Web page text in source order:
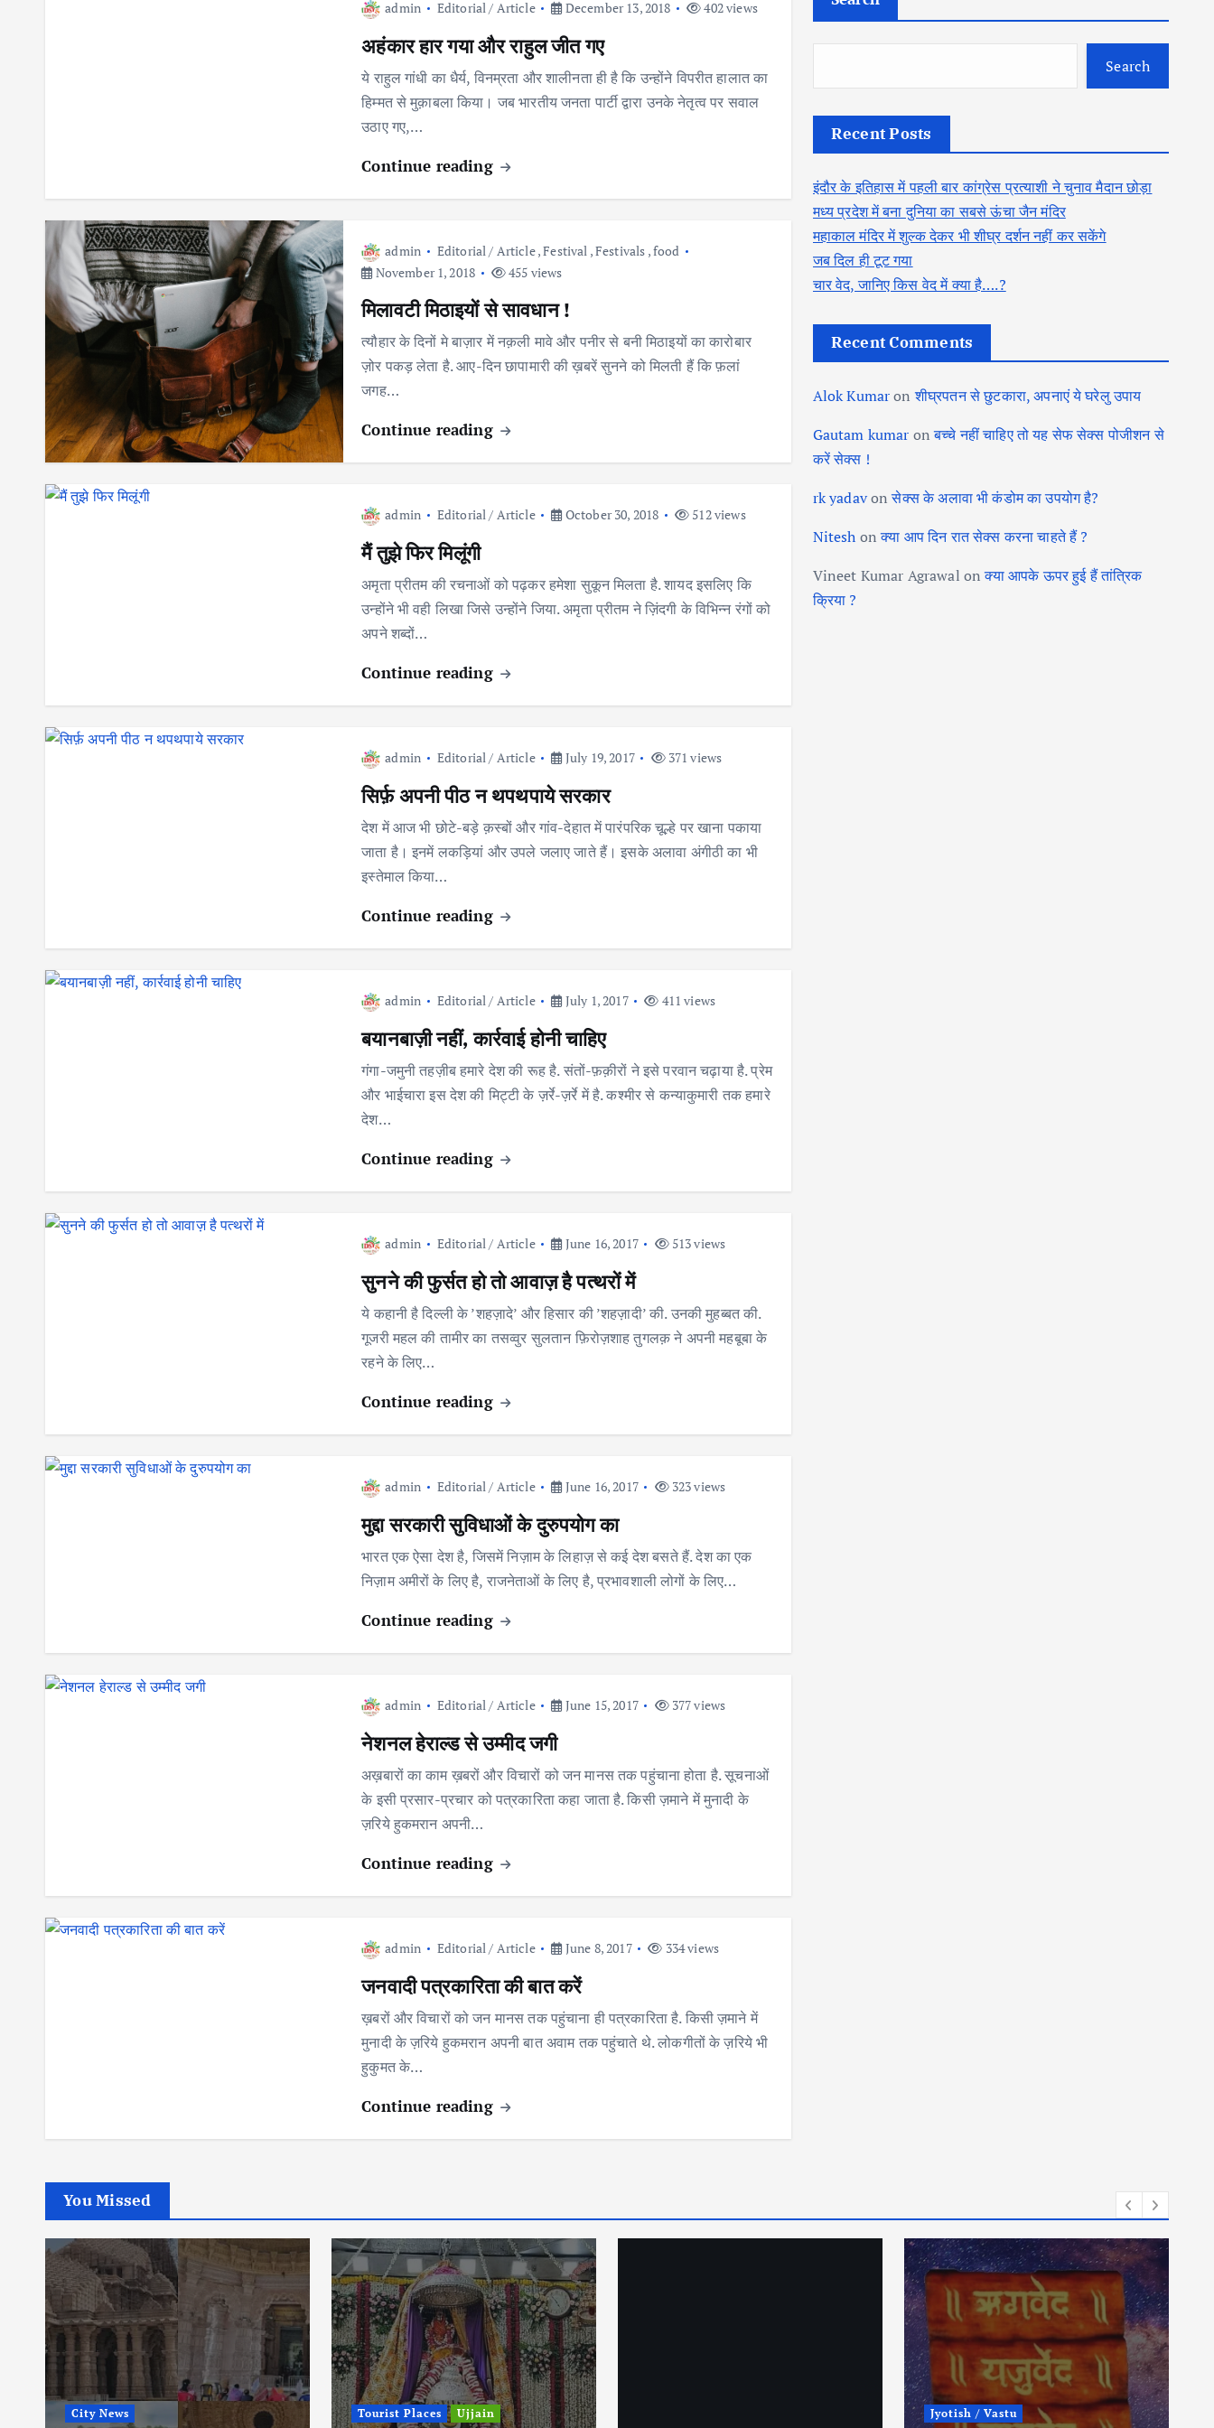
admin Editorial / Article December 13, 2018 402 views
अहंकार हार गया और राहुल जीत गए
ये राहुल गांधी का धैर्य, विनम्रता और शालीनता ही है कि उन्होंने विपरीत हालात का
हिम्मत से मुक़ाबला किया। जब भारतीय जनता पार्टी द्वारा उनके नेतृत्व पर सवाल
उठाए गए,…
Continue reading
admin Editorial / Article,Festival ,Festivals ,food
November 1, 2018
455 views
मिलावटी मिठाइयों से सावधान !
त्यौहार के दिनों मे बाज़ार में नक़ली मावे और पनीर से बनी मिठाइयों का कारोबार
ज़ोर पकड़ लेता है. आए-दिन छापामारी की ख़बरें सुनने को मिलती हैं कि फ़लां
जगह…
Continue reading
admin Editorial / Article October 30, 2018 512 views
मैं तुझे फिर मिलूंगी
अमृता प्रीतम की रचनाओं को पढ़कर हमेशा सुकून मिलता है. शायद इसलिए कि
उन्होंने भी वही लिखा जिसे उन्होंने जिया. अमृता प्रीतम ने ज़िंदगी के विभिन्न रंगों को
अपने शब्दों…
Continue reading
admin Editorial / Article July 19, 2017 371 views
सिर्फ़ अपनी पीठ न थपथपाये सरकार
देश में आज भी छोटे-बड़े क़स्बों और गांव-देहात में पारंपरिक चूल्हे पर खाना पकाया
जाता है। इनमें लकड़ियां और उपले जलाए जाते हैं। इसके अलावा अंगीठी का भी
इस्तेमाल किया…
Continue reading
admin Editorial / Article July 1, 2017 411 views
बयानबाज़ी नहीं, कार्रवाई होनी चाहिए
गंगा-जमुनी तहज़ीब हमारे देश की रूह है. संतों-फ़क़ीरों ने इसे परवान चढ़ाया है. प्रेम
और भाईचारा इस देश की मिट्टी के ज़र्रे-ज़र्रे में है. कश्मीर से कन्याकुमारी तक हमारे
देश…
Continue reading
admin Editorial / Article June 16, 2017 513 views
सुनने की फुर्सत हो तो आवाज़ है पत्थरों में
ये कहानी है दिल्ली के ’शहज़ादे’ और हिसार की ’शहज़ादी’ की. उनकी मुहब्बत की.
गूजरी महल की तामीर का तसव्वुर सुलतान फ़िरोज़शाह तुगलक़ ने अपनी महबूबा के
रहने के लिए…
Continue reading
admin Editorial / Article June 16, 2017 323 views
मुद्दा सरकारी सुविधाओं के दुरुपयोग का
भारत एक ऐसा देश है, जिसमें निज़ाम के लिहाज़ से कई देश बसते हैं. देश का एक
निज़ाम अमीरों के लिए है, राजनेताओं के लिए है, प्रभावशाली लोगों के लिए…
Continue reading
admin Editorial / Article June 15, 2017 377 views
नेशनल हेराल्ड से उम्मीद जगी
अख़बारों का काम ख़बरों और विचारों को जन मानस तक पहुंचाना होता है. सूचनाओं
के इसी प्रसार-प्रचार को पत्रकारिता कहा जाता है. किसी ज़माने में मुनादी के
ज़रिये हुकमरान अपनी…
Continue reading
admin Editorial / Article June 8, 2017 334 views
जनवादी पत्रकारिता की बात करें
ख़बरों और विचारों को जन मानस तक पहुंचाना ही पत्रकारिता है. किसी ज़माने में
मुनादी के ज़रिये हुकमरान अपनी बात अवाम तक पहुंचाते थे. लोकगीतों के ज़रिये भी
हुकुमत के…
Continue reading
Search
Recent Posts
इंदौर के इतिहास में पहली बार कांग्रेस प्रत्याशी ने चुनाव मैदान छोड़ा
मध्य प्रदेश में बना दुनिया का सबसे ऊंचा जैन मंदिर
महाकाल मंदिर में शुल्क देकर भी शीघ्र दर्शन नहीं कर सकेंगे
जब दिल ही टूट गया
चार वेद, जानिए किस वेद में क्या है….?
Recent Comments
Alok Kumaronशीघ्रपतन से छुटकारा, अपनाएं ये घरेलु उपाय
Gautam kumar onबच्चे नहीं चाहिए तो यह सेफ सेक्स पोजीशन से
करें सेक्स !
rk yadavonसेक्स के अलावा भी कंडोम का उपयोग है?
Nitesh onक्या आप दिन रात सेक्स करना चाहते हैं ?
Vineet Kumar Agrawal onक्या आपके ऊपर हुई हैं तांत्रिक
क्रिया ?
You Missed
City News Tourist Places Ujjain Jyotish / Vastu